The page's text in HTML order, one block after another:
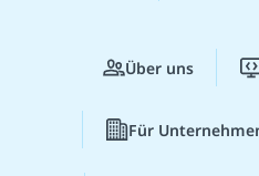
Über uns
Für